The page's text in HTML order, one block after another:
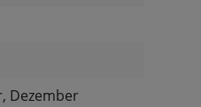
Dezember